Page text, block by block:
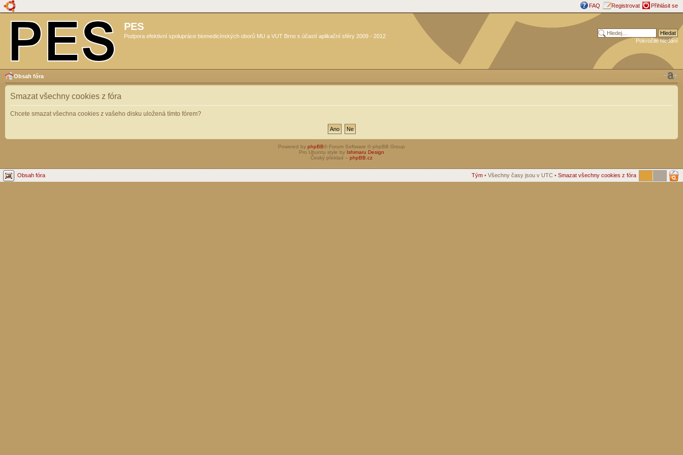
FAQ Registrovat Přihlásit se
PES
Podpora efektivní spolupráce biomedicínských oborů MU a VUT Brno s účastí aplikační sféry 2009 - 2012
Pokročilé hledání
Obsah fóra
Smazat všechny cookies z fóra
Chcete smazat všechna cookies z vašeho disku uložená tímto fórem?
Powered by phpBB® Forum Software © phpBB Group
Pro Ubuntu style by Ishimaru Design
Český překlad – phpBB.cz
Obsah fóra Tým • Všechny časy jsou v UTC • Smazat všechny cookies z fóra